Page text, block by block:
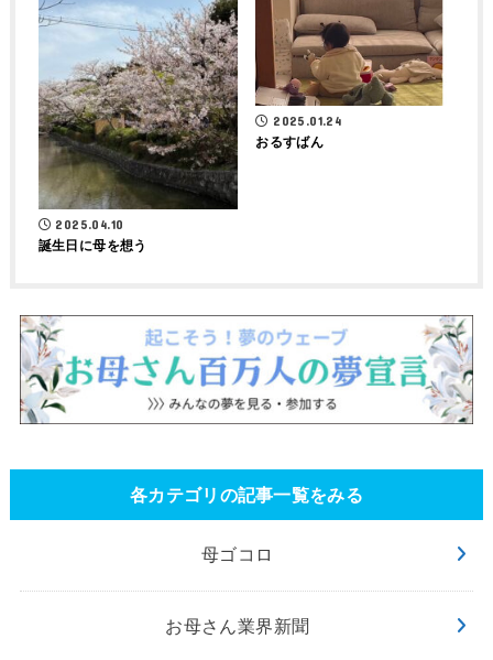
2025.04.10
誕生日に母を想う
2025.01.24
おるすばん
各カテゴリの記事一覧をみる
母ゴコロ
お母さん業界新聞